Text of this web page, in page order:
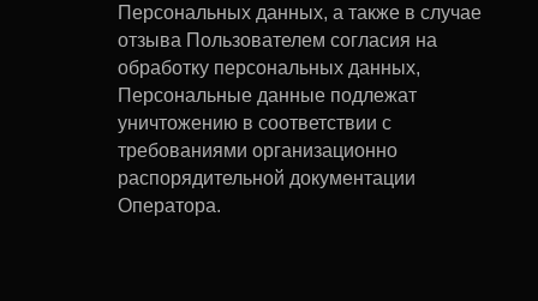
Персональных данных, а также в случае
отзыва Пользователем согласия на
обработку персональных данных,
Персональные данные подлежат
уничтожению в соответствии с
требованиями организационно
распорядительной документации
Оператора.